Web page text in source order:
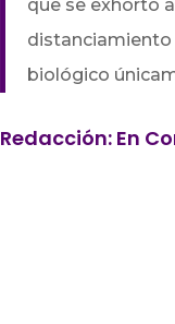
que se exhortó
distanciamiento
biológico
Redacción: En